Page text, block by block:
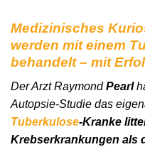
Medizinisches
werden mit einem
behandelt – mit
Der Arzt RaymondPearl
Autopsie-Studie das
Tuberkulose-Kranke
Krebserkrankungen als